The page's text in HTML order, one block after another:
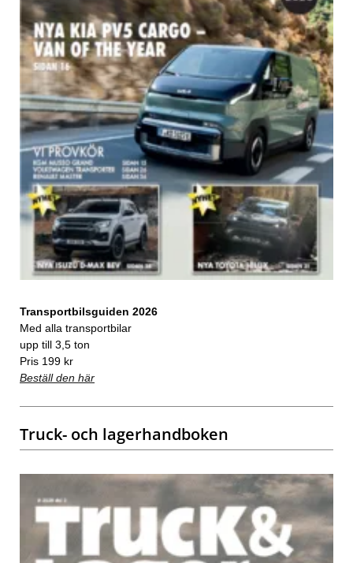
Transportbilsguiden 2026
Med alla transportbilar
upp till 3,5 ton
Pris 199 kr
Beställ den här
Truck- och lagerhandboken